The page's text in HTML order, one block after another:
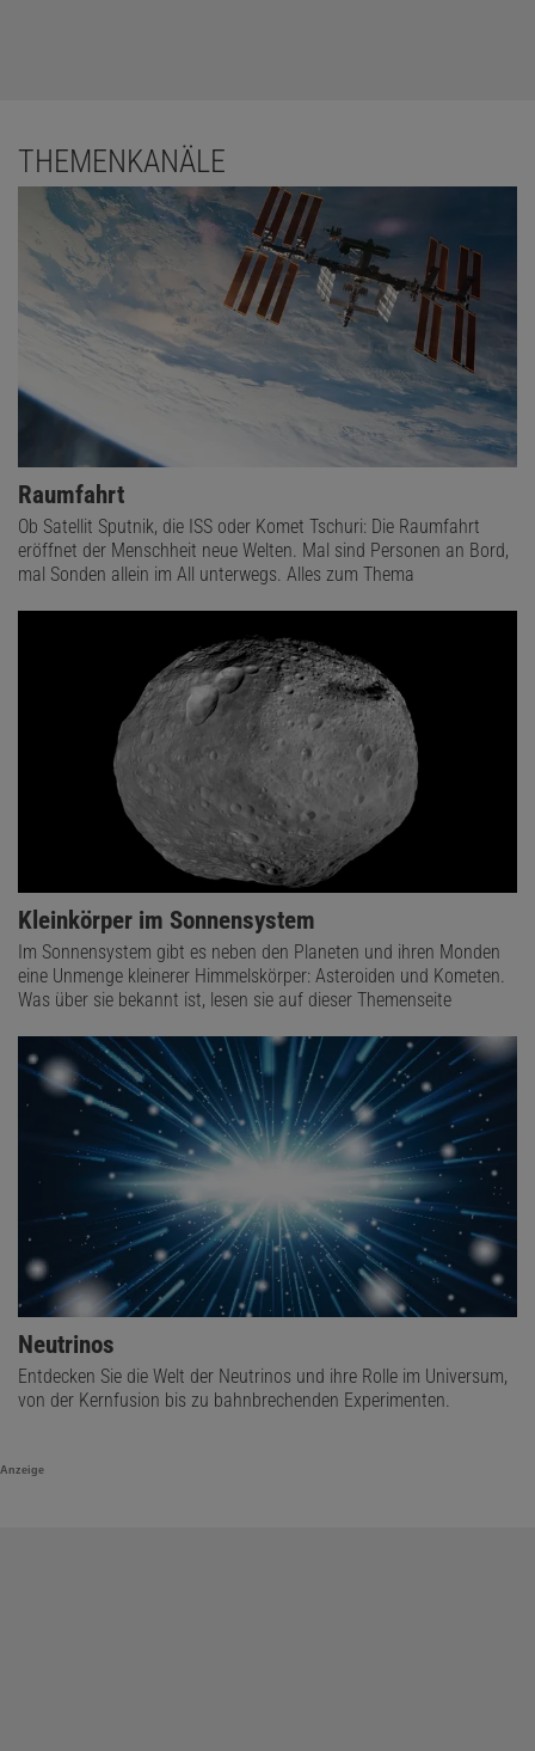
THEMENKANÄLE
Raumfahrt
Ob Satellit Sputnik, die ISS oder Komet Tschuri: Die Raumfahrt
eröffnet der Menschheit neue Welten. Mal sind Personen an Bord,
mal Sonden allein im All unterwegs. Alles zum Thema
Kleinkörper im Sonnensystem
Im Sonnensystem gibt es neben den Planeten und ihren Monden
eine Unmenge kleinerer Himmelskörper: Asteroiden und Kometen.
Was über sie bekannt ist, lesen sie auf dieser Themenseite
Neutrinos
Entdecken Sie die Welt der Neutrinos und ihre Rolle im Universum,
von der Kernfusion bis zu bahnbrechenden Experimenten.
Anzeige